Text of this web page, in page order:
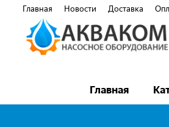
Главная Новости Доставка
Главная